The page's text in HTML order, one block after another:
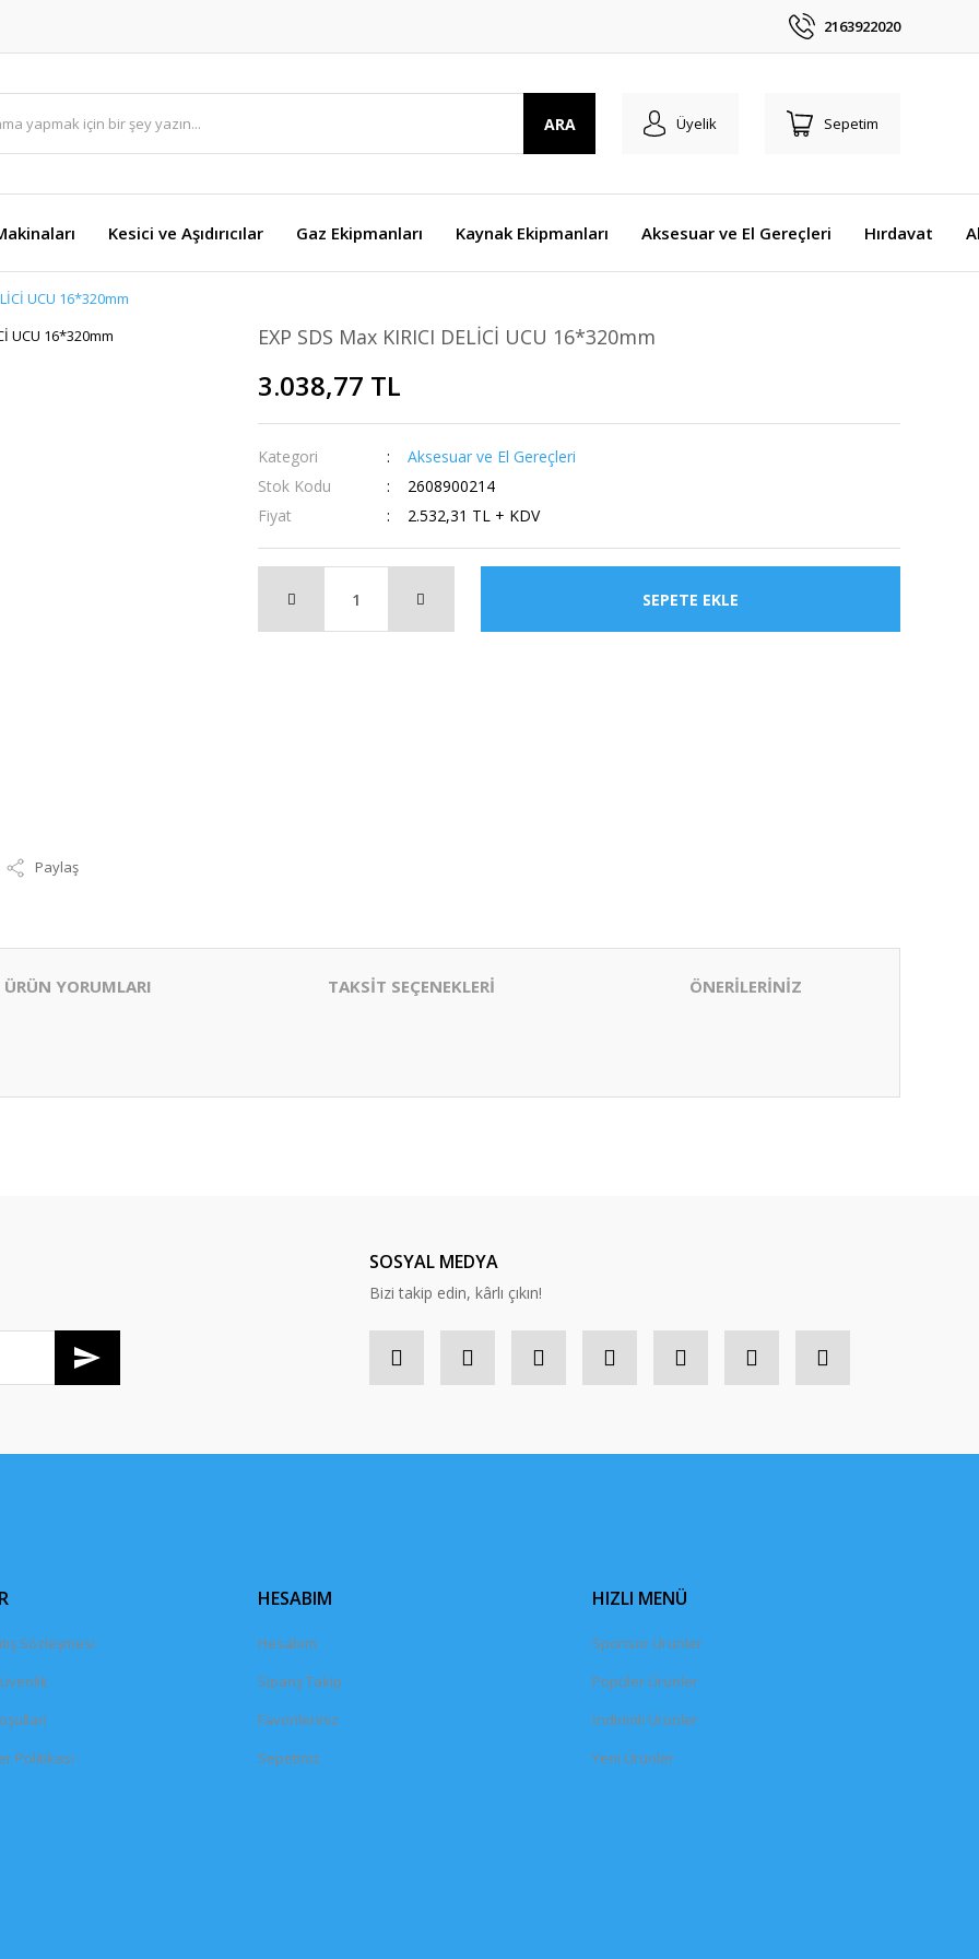
2163922020
ARA Üyelik Sepetim
Kesici ve Aşıdırıcılar Gaz Ekipmanları Kaynak Ekipmanları Aksesuar ve El Gereçleri Hırdavat
UCU 16*320mm
Paylaş
EXP SDS Max KIRICI DELİCİ UCU 16*320mm
3.038,77 TL
Kategori
Aksesuar ve El Gereçleri
Stok Kodu
2608900214
Fiyat
2.532,31 TL + KDV
SEPETE EKLE
ÜRÜN YORUMLARI TAKSİT SEÇENEKLERİ ÖNERİLERİNİZ
SOSYAL MEDYA
Bizi takip edin, kârlı çıkın!
Sözleşmesi
Politikası
HESABIM
Hesabım
Sipariş Takip
Favorileriniz
Sepetiniz
HIZLI MENÜ
Sponsor Ürünler
Popüler Ürünler
İndirimli Ürünler
Yeni Ürünler